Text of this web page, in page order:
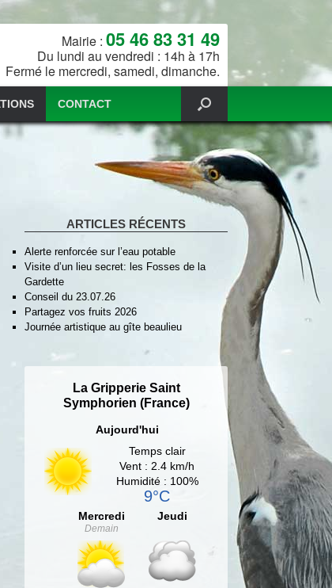
Mairie : 05 46 83 31 49
Du lundi au vendredi : 14h à 17h
Fermé le mercredi, samedi, dimanche.
CONTACT
ARTICLES RÉCENTS
Alerte renforcée sur l’eau potable
Visite d’un lieu secret: les Fosses de la
Gardette
Conseil du 23.07.26
Partagez vos fruits 2026
Journée artistique au gîte beaulieu
La Gripperie Saint
Symphorien (France)
Aujourd'hui
Temps clair
Vent : 2.4 km/h
Humidité : 100%
9°C
Mercredi
Demain
Jeudi